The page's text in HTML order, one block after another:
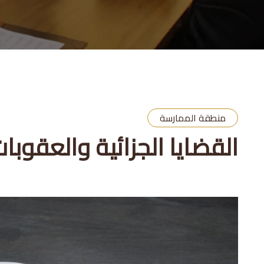
منطقة الممارسة
القضايا الجزائية